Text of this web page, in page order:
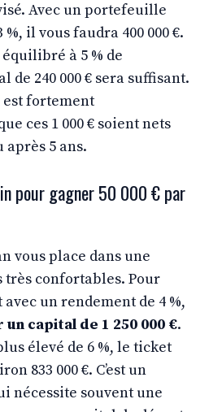
Avec un portefeuille
il vous faudra 400 000 €.
à 5 % de
de 240 000 € sera suffisant.
est fortement
ces 1 000 € soient nets
après 5 ans.
pour gagner 50 000 € par
vous place dans une
très confortables. Pour
un rendement de 4 %,
un capital de 1 250 000 €.
élevé de 6 %, le ticket
833 000 €. C’est un
nécessite souvent une